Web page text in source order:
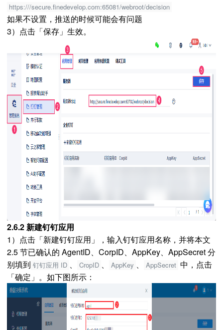
https:///secure.finedevelop.com:65081/webroot/decision
如果不设置，推送的时候可能会有问题
3）点击「保存」生效。
2.6.2 新建钉钉应用
1）点击「新建钉钉应用」，输入钉钉应用名称，并将本文
2.5 节已确认的 AgentID、CorpID、AppKey、AppSecret 分
别填到 钉钉应用 ID 、 CropID 、 AppKey 、 AppSecret 中，点击
「确定」。如下图所示：